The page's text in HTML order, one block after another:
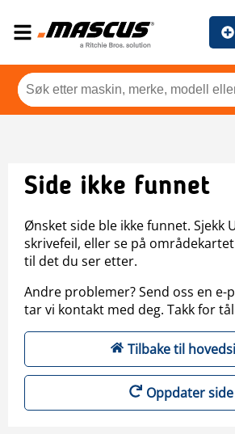
Side ikke funnet
Ønsket side ble ikke funnet. Sjekk
skrivefeil, eller se på
til det du ser etter.
Andre problemer? Send oss en e-
tar vi kontakt med deg. Takk for
Tilbake til
Oppdater side